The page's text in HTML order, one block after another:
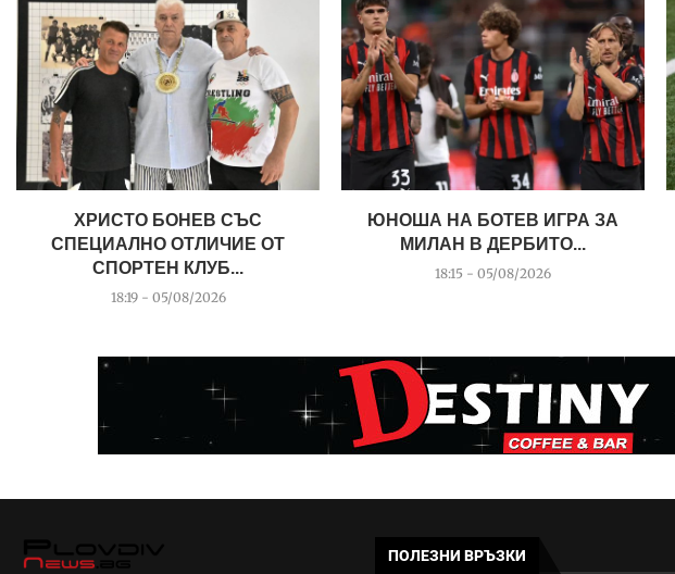
ХРИСТО БОНЕВ СЪС
СПЕЦИАЛНО ОТЛИЧИЕ ОТ
СПОРТЕН КЛУБ...
18:19 - 05/08/2026
ЮНОША НА БОТЕВ ИГРА ЗА
МИЛАН В ДЕРБИТО...
18:15 - 05/08/2026
ПОЛЕЗНИ ВРЪЗКИ